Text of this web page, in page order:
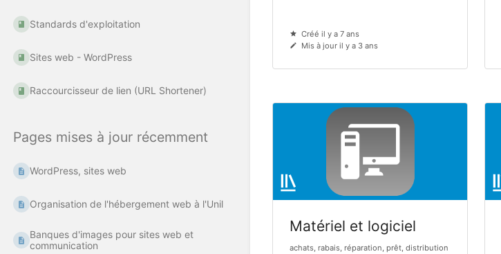
Standards d'exploitation
Sites web - WordPress
Raccourcisseur de lien (URL Shortener)
Pages mises à jour récemment
WordPress, sites web
Organisation de l'hébergement web à l'Unil
Banques d'images pour sites web et
communication
Créé il y a 7 ans
Mis à jour il y a 3 ans
Matériel et logiciel
achats, rabais, réparation, prêt, distribution